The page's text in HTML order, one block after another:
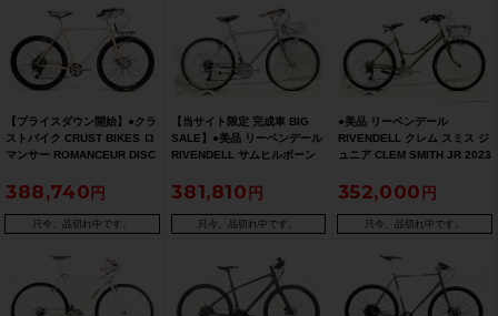
【プライスダウン開始】●クラ
ストバイク CRUST BIKES ロ
マンサー ROMANCEUR DISC
ブレーキ 2022年 クロスバイ
ク 52サイズ ピンク ☆【お買
い得SALE】
388,740
只今、品切れ中です。
【当サイト限定 完成車 BIG
SALE】●美品 リーベンデール
RIVENDELL サムヒルボーン
ロスバイク 48サイズ シルバー
☆【期間限定 11/26 午前10時
381,810
只今、品切れ中です。
●美品 リーベンデール
RIVENDELL クレム スミス ジ
ュニア CLEM SMITH JR 2023
リーン ☆
352,000
只今、品切れ中です。